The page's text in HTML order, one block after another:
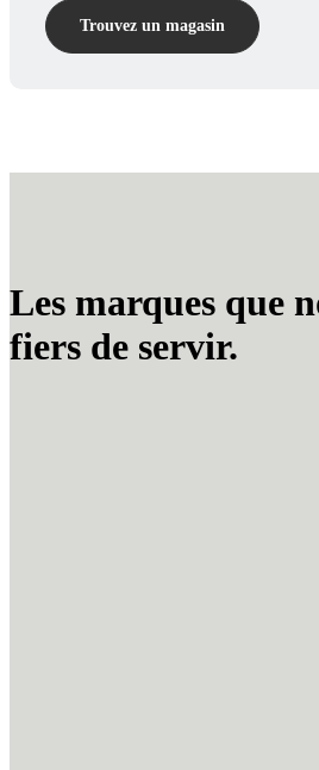
Trouvez un magasin
Les marques que
fiers de servir.